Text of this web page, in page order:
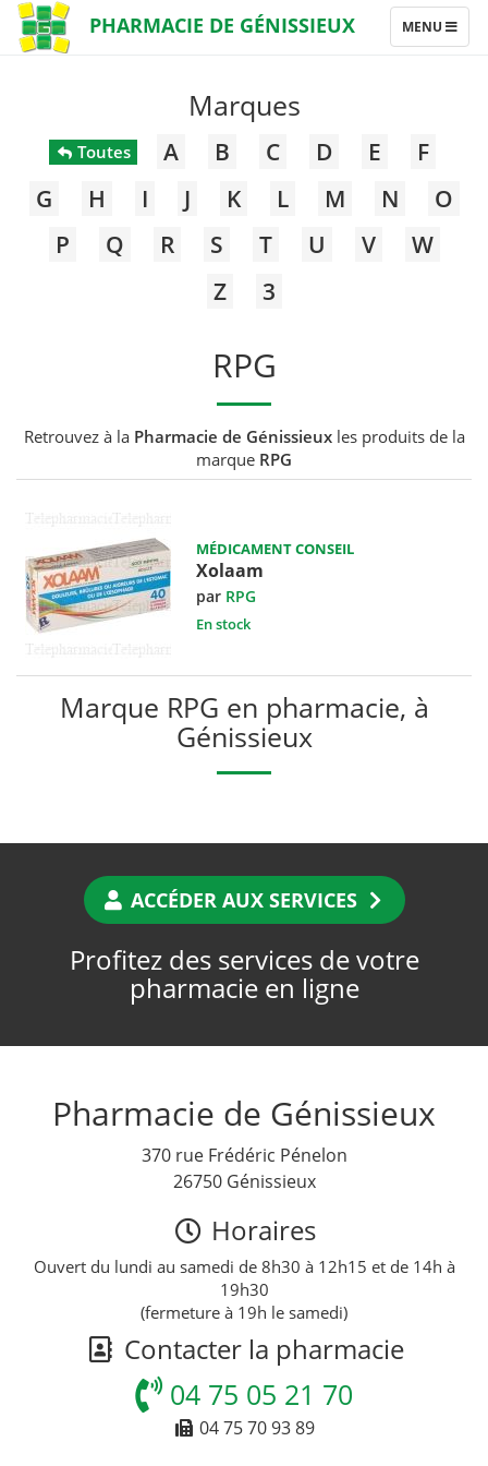
PHARMACIE DE GÉNISSIEUX
TOGGLE
NAVIGATION
MENU
Marques
Toutes A B C D E
F
G
H I J K L M N
O
P
Q R S T U V
W
Z
3
RPG
Retrouvez à la Pharmacie de Génissieuxles produits de la
marque RPG
MÉDICAMENT CONSEIL
Xolaam
par RPG
En stock
Marque RPG en pharmacie, à
Génissieux
ACCÉDER AUX SERVICES
Profitez des services de votre
pharmacie en ligne
Pharmacie de Génissieux
370 rue Frédéric Pénelon
26750 Génissieux
Horaires
Ouvert du lundi au samedi de 8h30 à 12h15 et de 14h à
19h30
(fermeture à 19h le samedi)
Contacter la pharmacie
04 75 05 21 70
04 75 70 93 89